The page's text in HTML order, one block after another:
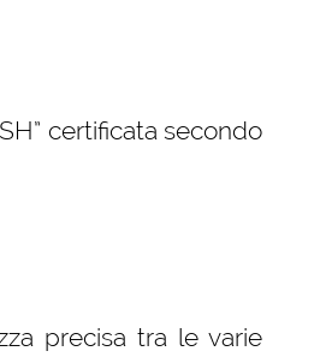
certificata secondo
precisa tra le varie